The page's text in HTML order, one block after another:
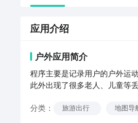
应用介绍
户外应用简介
程序主要是记录用户的户外运
此外出现了很多老人、儿童等
分类 ： 旅游出行 地图导